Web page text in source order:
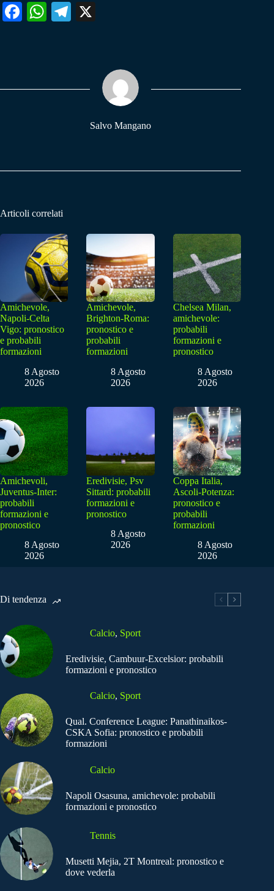
Fa W
pp
Te
m
Salvo Mangano
Articoli correlati
Amichevole,
Napoli-Celta
Vigo: pronostico
e probabili
formazioni
8 Agosto
2026
Amichevole,
Brighton-Roma:
pronostico e
probabili
formazioni
8 Agosto
2026
Chelsea Milan,
amichevole:
probabili
formazioni e
pronostico
8 Agosto
2026
Amichevoli,
Juventus-Inter:
probabili
formazioni e
pronostico
8 Agosto
2026
Eredivisie, Psv
Sittard: probabili
formazioni e
pronostico
8 Agosto
2026
Coppa Italia,
Ascoli-Potenza:
pronostico e
probabili
formazioni
8 Agosto
2026
Di tendenza
Calcio, Sport
Eredivisie, Cambuur-Excelsior: probabili
formazioni e pronostico
Calcio, Sport
Qual. Conference League: Panathinaikos-
CSKA Sofia: pronostico e probabili
formazioni
Calcio
Napoli Osasuna, amichevole: probabili
formazioni e pronostico
Tennis
Musetti Mejia, 2T Montreal: pronostico e
dove vederla